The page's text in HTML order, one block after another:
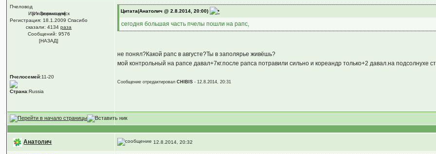
Пчеловод
[Информация]
Из: г.Зеленокумск
Регистрация: 18.1.2009 Спасибо
сказали:4134 раза
Сообщений: 9576
[НАЗАД]
Пчелосемей:11-20
Страна:Russia
Цитата(Анатолич @ 2.8.2014, 20:00)
сегодня большая часть пчелы пошли на рапс,
не понял?Какой рапс в августе?Ты в заполярье живёшь?
мой контрольный на рапсе давал+7кг.после рапса потравили сильно и кореандр только+2 давал.на подсолнухе
Сообщение отредактировалCHIBIS - 12.8.2014, 20:31
Анатолич 12.8.2014, 20:32